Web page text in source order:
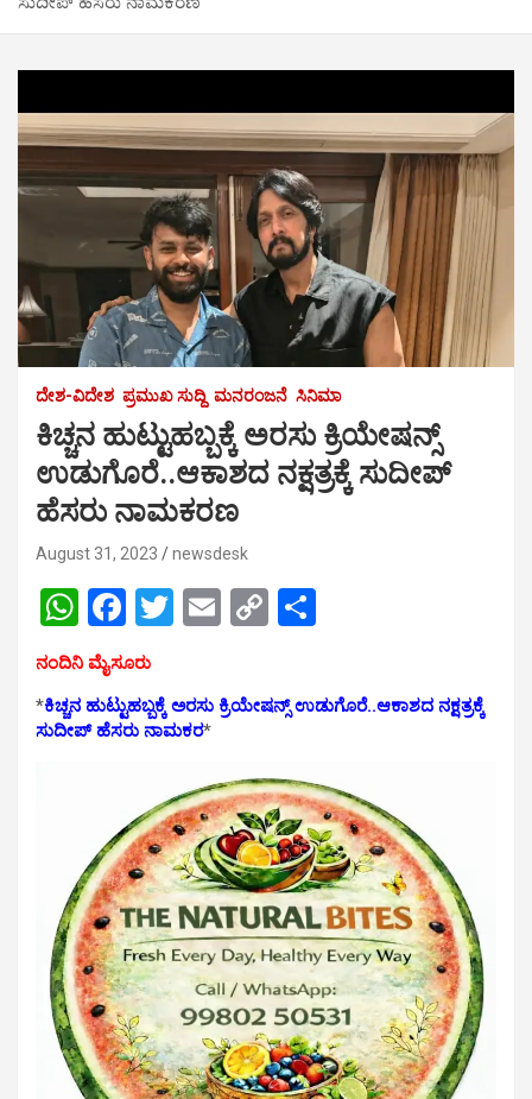
ದೇಶ-ವಿದೇಶ ಪ್ರಮುಖ ಸುದ್ದಿ ಮನರಂಜನೆ ಸಿನಿಮಾ
ಕಿಚ್ಚನ ಹುಟ್ಟುಹಬ್ಬಕ್ಕೆ ಅರಸು ಕ್ರಿಯೇಷನ್ಸ್
ಉಡುಗೊರೆ..ಆಕಾಶದ ನಕ್ಷತ್ರಕ್ಕೆ ಸುದೀಪ್
ಹೆಸರು ನಾಮಕರಣ
August 31, 2023 newsdesk
W
h
at
s
F
a
ce
b
k
T
er
E
C
Li
k
e
ನಂದಿನಿ ಮೈಸೂರು
*ಕಿಚ್ಚನ ಹುಟ್ಟುಹಬ್ಬಕ್ಕೆ ಅರಸು ಕ್ರಿಯೇಷನ್ಸ್ ಉಡುಗೊರೆ..ಆಕಾಶದ ನಕ್ಷತ್ರಕ್ಕೆ
ಸುದೀಪ್ ಹೆಸರು ನಾಮಕರ*